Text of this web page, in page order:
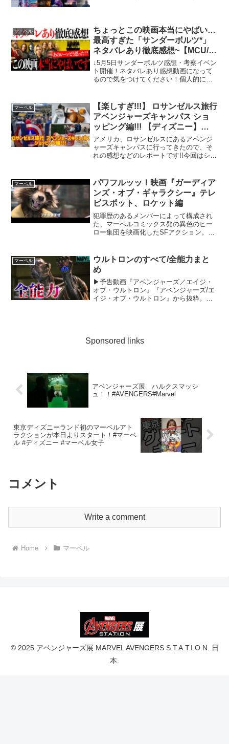
マーベル
ちょっとこの映画本当にやばい…
最高すぎた「サンダーボルツ*」
ネタバレあり徹底感想~【MCU/ア
ベンジャーズ/アメコミ/マーベ
ル】
↓5月5日サンダーボルツ感想・考察イベン
ト開催！ネタバレあり感想動画になって
るので気をつけてください！個人的には
マーベル
【楽しすぎ!!!】 ロサンゼルス旅行
アベンジャーズキャンパス ショ
ッピング編!!! 【ディズニー】
【Disney】 【マーベル】
【MARVEL】
アメリカ、ロサンゼルスにあるアベンジ
ャーズキャンパスに行ってきたので、そ
れの感想などのレポートです!!今回はショ
チャイニーズシアターで観てきたので、
チャイニー...
マーベル
パワフルッッ！映画『ガーディア
ンズ・オブ・ギャラクシー』テレ
ビスポット、ロケット編
犯罪歴のあるメンバーによって構成され
た、マーベルコミックス発の異色のヒー
ロー集団を映画化したSFアクション。無
に宇宙滅亡を阻止するための戦いに挑
む。メガホンを取るのは『...
マーベル
ウルトロンのすべて/全能力まと
め
▶予告動画『アベンジャーズ／エイジ・
オブ・ウルトロン』『アベンジャーズ/エ
イジ・オブ・ウルトロン』から抜粋。役
Sponsored links
アベンジャーズ展 ハルクスマッシ
ュ！！#AVENGERS#Marvel
東京ディズニーランド初のマーベルアト
ラクションが本日よりスタート！#マーベ
ル #ディズニー #マーベル女子
コメント
Write a comment
Home マーベル
© 2025 アベンジャーズ展 MARVEL AVENGERS S.T.A.T.I.O.N. 日
本.